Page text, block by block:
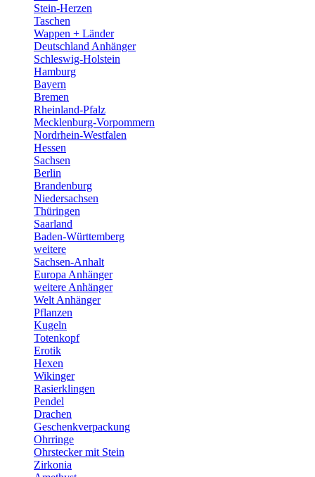
Stein-Herzen
Taschen
Wappen + Länder
Deutschland Anhänger
Schleswig-Holstein
Hamburg
Bayern
Bremen
Rheinland-Pfalz
Mecklenburg-Vorpommern
Nordrhein-Westfalen
Hessen
Sachsen
Berlin
Brandenburg
Niedersachsen
Thüringen
Saarland
Baden-Württemberg
weitere
Sachsen-Anhalt
Europa Anhänger
weitere Anhänger
Welt Anhänger
Pflanzen
Kugeln
Totenkopf
Erotik
Hexen
Wikinger
Rasierklingen
Pendel
Drachen
Geschenkverpackung
Ohrringe
Ohrstecker mit Stein
Zirkonia